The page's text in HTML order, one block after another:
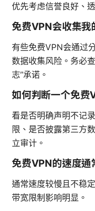
优先考虑信誉良好、
免费VPN会收集我
有些免费VPN会通过
数据收集风险。务必
志”承诺。
如何判断一个免费
看是否明确声明不记
限、是否披露第三方
立审计。
免费VPN的速度通
通常速度较慢且不稳
带宽限制影响明显。